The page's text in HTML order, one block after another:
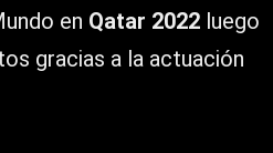
en Qatar 2022 luego
gracias a la actuación